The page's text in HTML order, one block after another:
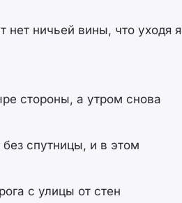
нет ничьей вины, что уходя я
стороны, а утром снова
спутницы, и в этом
с улицы от стен